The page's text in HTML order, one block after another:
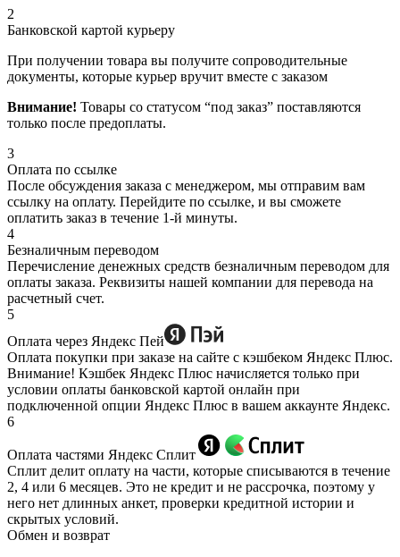
2
Банковской картой курьеру
При получении товара вы получите сопроводительные
документы, которые курьер вручит вместе с заказом
Внимание! Товары со статусом “под заказ” поставляются
только после предоплаты.
3
Оплата по ссылке
После обсуждения заказа с менеджером, мы отправим вам
ссылку на оплату. Перейдите по ссылке, и вы сможете
оплатить заказ в течение 1-й минуты.
4
Безналичным переводом
Перечисление денежных средств безналичным переводом для
оплаты заказа. Реквизиты нашей компании для перевода на
расчетный счет.
5
Оплата через Яндекс Пей
Оплата покупки при заказе на сайте с кэшбеком Яндекс Плюс.
Внимание! Кэшбек Яндекс Плюс начисляется только при
условии оплаты банковской картой онлайн при
подключенной опции Яндекс Плюс в вашем аккаунте Яндекс.
6
Оплата частями Яндекс Сплит
Сплит делит оплату на части, которые списываются в течение
2, 4 или 6 месяцев. Это не кредит и не рассрочка, поэтому у
него нет длинных анкет, проверки кредитной истории и
скрытых условий.
Обмен и возврат